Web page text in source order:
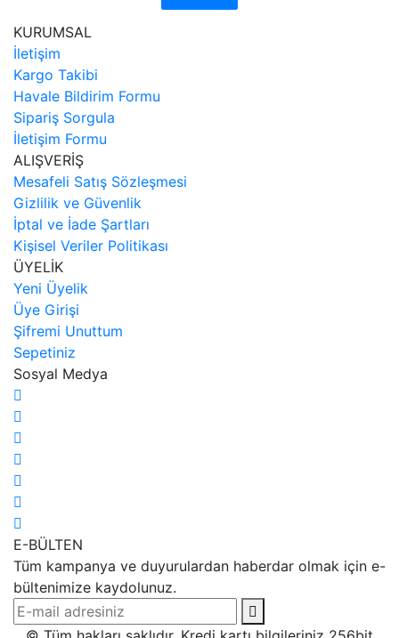
KURUMSAL
İletişim
Kargo Takibi
Havale Bildirim Formu
Sipariş Sorgula
İletişim Formu
ALIŞVERİŞ
Mesafeli Satış Sözleşmesi
Gizlilik ve Güvenlik
İptal ve İade Şartları
Kişisel Veriler Politikası
ÜYELİK
Yeni Üyelik
Üye Girişi
Şifremi Unuttum
Sepetiniz
Sosyal Medya
E-BÜLTEN
Tüm kampanya ve duyurulardan haberdar olmak için e-
bültenimize kaydolunuz.